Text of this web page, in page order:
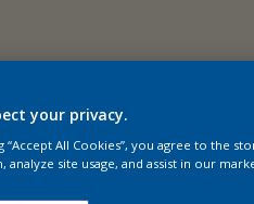
your privacy.
“Accept All Cookies”, you agree to the
analyze site usage, and assist in our